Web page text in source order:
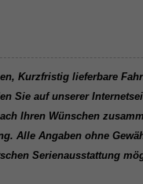
Kurzfristig lieferbare
Sie auf unserer
Ihren Wünschen
Alle Angaben ohne
Serienausstattung